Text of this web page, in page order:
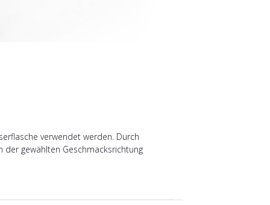
verwendet werden. Durch
gewählten Geschmacksrichtung